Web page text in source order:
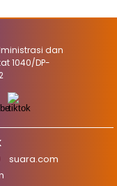
dan
1040/DP-
suara.com